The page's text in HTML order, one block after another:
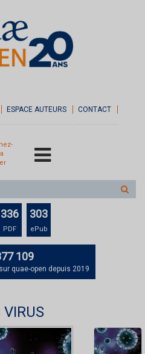
ESPACE AUTEURS CONTACT
sur
le
336
PDF
303
ePub
109
quae-open depuis 2019
VIRUS